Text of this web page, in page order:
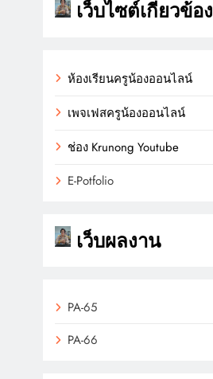
เว็บไซต์เกี่ยวข้อง
ห้องเรียนครูน้องออนไลน์
เพจเฟสครูน้องออนไลน์
ช่อง Krunong Youtube
E-Potfolio
เว็บผลงาน
PA-65
PA-66